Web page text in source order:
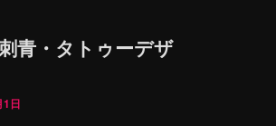
青・タトゥーデザ
1日